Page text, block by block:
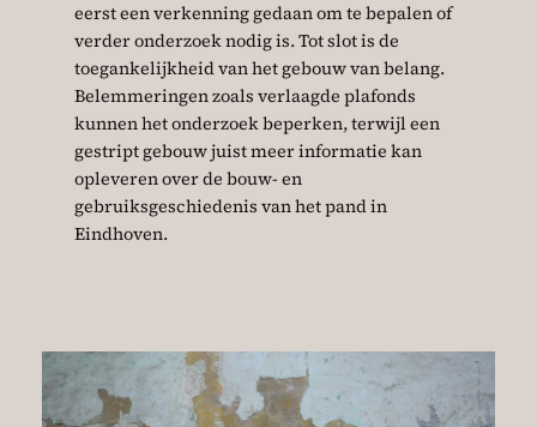
eerst een verkenning gedaan om te bepalen of
verder onderzoek nodig is. Tot slot is de
toegankelijkheid van het gebouw van belang.
Belemmeringen zoals verlaagde plafonds
kunnen het onderzoek beperken, terwijl een
gestript gebouw juist meer informatie kan
opleveren over de bouw- en
gebruiksgeschiedenis van het pand in
Eindhoven.